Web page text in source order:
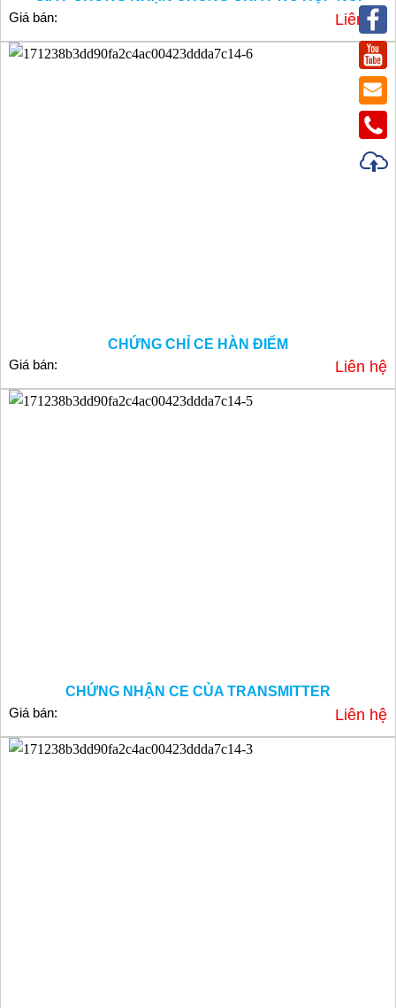
Giá bán:
Liên hệ
CHỨNG CHỈ CE HÀN ĐIỂM
Giá bán:
Liên hệ
CHỨNG NHẬN CE CỦA TRANSMITTER
Giá bán:
Liên hệ